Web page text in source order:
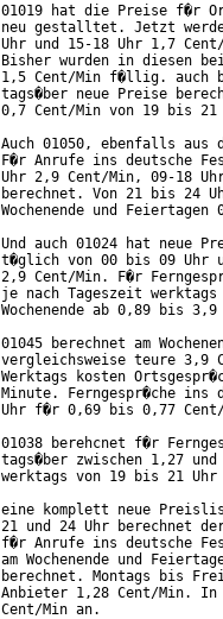
01019 hat die Preise f�r
neu gestalltet. Jetzt
Uhr und 15-18 Uhr 1,7
Bisher wurden in diesen
1,5 Cent/Min f�llig. auch
tags�ber neue Preise
0,7 Cent/Min von 19 bis
Auch 01050, ebenfalls aus
F�r Anrufe ins deutsche
Uhr 2,9 Cent/Min, 09-18
berechnet. Von 21 bis 24
Wochenende und
Und auch 01024 hat neue
t�glich von 00 bis 09 Uhr
2,9 Cent/Min. F�r
je nach Tageszeit werktags
Wochenende ab 0,89 bis
01045 berechnet am
vergleichsweise teure 3,9
Werktags kosten
Minute. Ferngespr�che ins
Uhr f�r 0,69 bis 0,77
01038 berehcnet f�r
tags�ber zwischen 1,27
werktags von 19 bis 21
eine komplett neue
21 und 24 Uhr berechnet
f�r Anrufe ins deutsche
am Wochenende und
berechnet. Montags bis
Anbieter 1,28 Cent/Min.
Cent/Min an.